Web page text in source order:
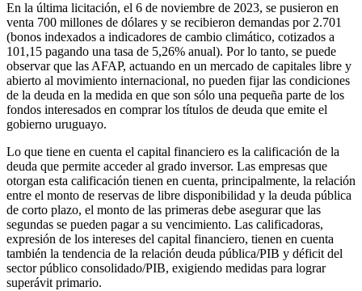
En la última licitación, el 6 de noviembre de 2023, se pusieron en
venta 700 millones de dólares y se recibieron demandas por 2.701
(bonos indexados a indicadores de cambio climático, cotizados a
101,15 pagando una tasa de 5,26% anual). Por lo tanto, se puede
observar que las AFAP, actuando en un mercado de capitales libre y
abierto al movimiento internacional, no pueden fijar las condiciones
de la deuda en la medida en que son sólo una pequeña parte de los
fondos interesados en comprar los títulos de deuda que emite el
gobierno uruguayo.
Lo que tiene en cuenta el capital financiero es la calificación de la
deuda que permite acceder al grado inversor. Las empresas que
otorgan esta calificación tienen en cuenta, principalmente, la relación
entre el monto de reservas de libre disponibilidad y la deuda pública
de corto plazo, el monto de las primeras debe asegurar que las
segundas se pueden pagar a su vencimiento. Las calificadoras,
expresión de los intereses del capital financiero, tienen en cuenta
también la tendencia de la relación deuda pública/PIB y déficit del
sector público consolidado/PIB, exigiendo medidas para lograr
superávit primario.